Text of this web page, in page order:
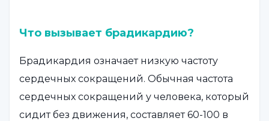
Что вызывает брадикардию?
Брадикардия означает низкую частоту
сердечных сокращений. Обычная частота
сердечных сокращений у человека, который
сидит без движения, составляет 60-100 в